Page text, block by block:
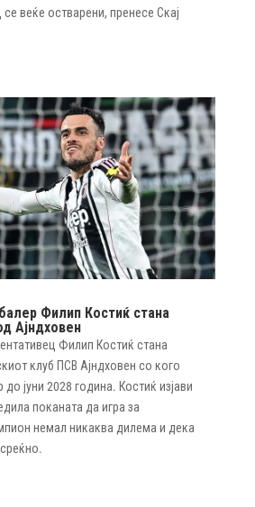
веќе остварени, пренесе Скај
Филип Костиќ стана
Ајндховен
Филип Костиќ стана
клуб ПСВ Ајндховен со кого
јуни 2028 година. Костиќ изјави
поканата да игра за
немал никаква дилема и дека